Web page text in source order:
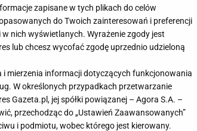
zapisane w tych plikach do celów
do Twoich zainteresowań i preferencji
nich wyświetlanych. Wyrażenie zgody jest
lub chcesz wycofać zgodę uprzednio udzieloną
mierzenia informacji dotyczących funkcjonowania
W określonych przypadkach przetwarzanie
Gazeta.pl, jej spółki powiązanej – Agora S.A. –
przechodząc do „Ustawień Zaawansowanych”
i podmiotu, wobec którego jest kierowany.